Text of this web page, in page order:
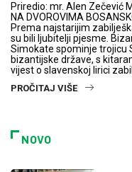
Priredio: mr. Alen Zečević
NA DVOROVIMA
Prema najstarijim
su bili ljubitelji pjesme.
Simokate spominje trojicu
bizantijske države, s
vijest o slavenskoj lirici
PROČITAJ VIŠE
NOVO